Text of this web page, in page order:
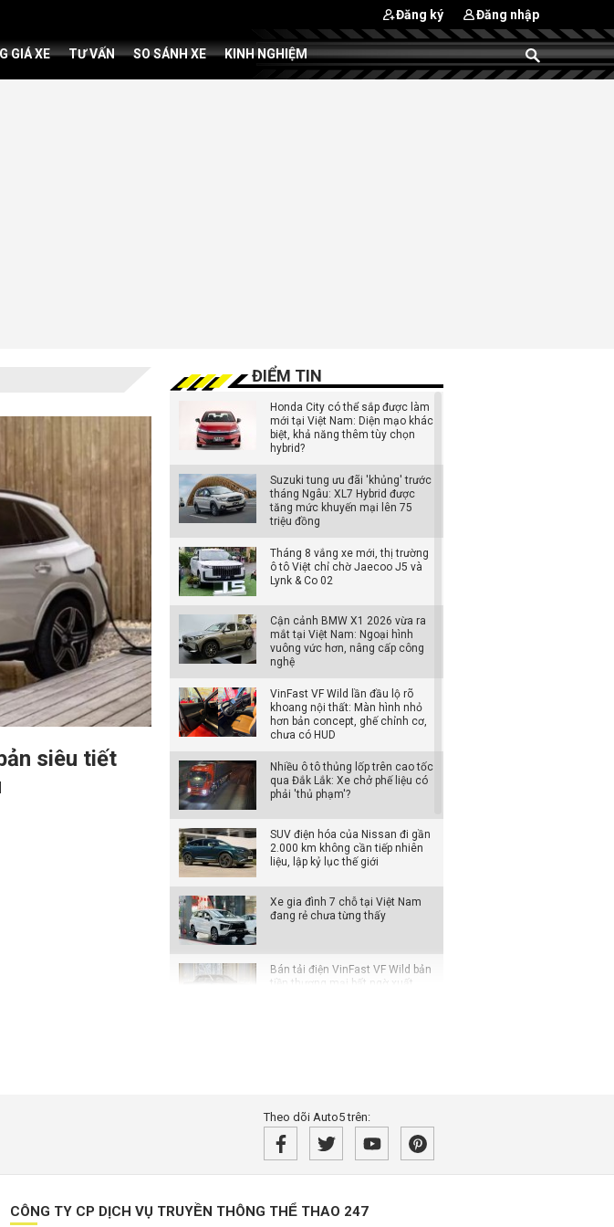
Đăng ký Đăng nhập
GIÁ XE TƯ VẤN SO SÁNH XE KINH NGHIỆM
siêu tiết
ĐIỂM TIN
Honda City có thể sắp được làm
mới tại Việt Nam: Diện mạo khác
biệt, khả năng thêm tùy chọn
hybrid?
Suzuki tung ưu đãi 'khủng' trước
tháng Ngâu: XL7 Hybrid được
tăng mức khuyến mại lên 75
triệu đồng
Tháng 8 vắng xe mới, thị trường
ô tô Việt chỉ chờ Jaecoo J5 và
Lynk & Co 02
Cận cảnh BMW X1 2026 vừa ra
mắt tại Việt Nam: Ngoại hình
vuông vức hơn, nâng cấp công
nghệ
VinFast VF Wild lần đầu lộ rõ
khoang nội thất: Màn hình nhỏ
hơn bản concept, ghế chỉnh cơ,
chưa có HUD
Nhiều ô tô thủng lốp trên cao tốc
qua Đắk Lắk: Xe chở phế liệu có
phải 'thủ phạm'?
SUV điện hóa của Nissan đi gần
2.000 km không cần tiếp nhiên
liệu, lập kỷ lục thế giới
Xe gia đình 7 chỗ tại Việt Nam
đang rẻ chưa từng thấy
Bán tải điện VinFast VF Wild bản
tiền thương mại bất ngờ xuất
xuất hiện trong bài đăng của
Hoa hậu Mai Phương Thúy
Từ tháng 8/2026, loạt quy định
Theo dõi Auto5 trên:
CÔNG TY CP DỊCH VỤ TRUYỀN THÔNG THỂ THAO 247